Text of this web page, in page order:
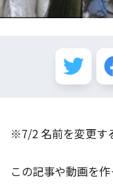
※7/2 名前を変更す
この記事や動画を作